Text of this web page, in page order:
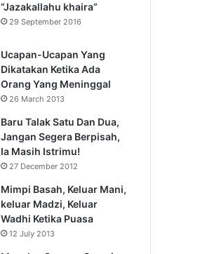
“Jazakallahu khaira”
29 September 2016
Ucapan-Ucapan Yang
Dikatakan Ketika Ada
Orang Yang Meninggal
26 March 2013
Baru Talak Satu Dan Dua,
Jangan Segera Berpisah,
Ia Masih Istrimu!
27 December 2012
Mimpi Basah, Keluar Mani,
keluar Madzi, Keluar
Wadhi Ketika Puasa
12 July 2013